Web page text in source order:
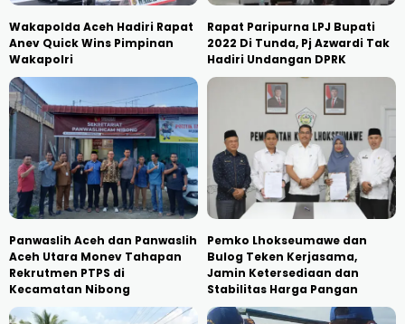
Wakapolda Aceh Hadiri Rapat
Anev Quick Wins Pimpinan
Wakapolri
Rapat Paripurna LPJ Bupati
2022 Di Tunda, Pj Azwardi Tak
Hadiri Undangan DPRK
Panwaslih Aceh dan Panwaslih
Aceh Utara Monev Tahapan
Rekrutmen PTPS di
Kecamatan Nibong
Pemko Lhokseumawe dan
Bulog Teken Kerjasama,
Jamin Ketersediaan dan
Stabilitas Harga Pangan